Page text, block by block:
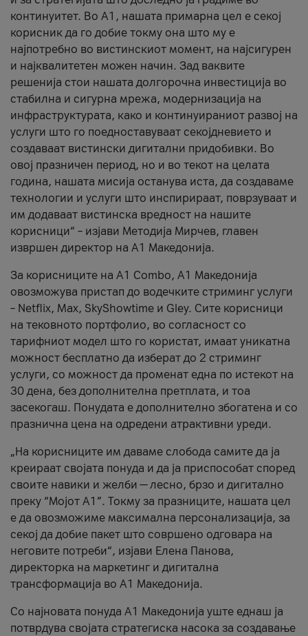
континуитет. Во А1, нашата примарна цел е секој
корисник да го добие токму она што му е
најпотребно во вистинскиот момент, на најсигурен
и најквалитетен можен начин. Зад ваквите
решенија стои нашата долгорочна инвестиција во
стабилна и сигурна мрежа, модернизација на
инфраструктурата, како и континуираниот развој на
услуги што го поедноставуваат секојдневието и
создаваат вистински дигитални придобивки. Во
овој празничен период, но и во текот на целата
година, нашата мисија останува иста, да создаваме
технологии и услуги што инспирираат, поврзуваат и
им додаваат вистинска вредност на нашите
корисници“ – изјави Методија Мирчев, главен
извршен директор на А1 Македонија.
За корисниците на A1 Combo, А1 Македонија
овозможува пристап до водечките стриминг услуги
– Netflix, Max, SkyShowtime и Gley. Сите корисници
на тековното портфолио, во согласност со
тарифниот модел што го користат, имаат уникатна
можност бесплатно да изберат до 2 стриминг
услуги, со можност да променат една по истекот на
30 дена, без дополнителна претплата, и тоа
засекогаш. Понудата е дополнително збогатена и со
празнична цена на одредени атрактивни уреди.
„На корисниците им даваме слобода самите да ја
креираат својата понуда и да ја приспособат според
своите навики и желби — лесно, брзо и дигитално
преку “Мојот А1”. Токму за празниците, нашата цел
е да овозможиме максимална персонализација, за
секој да добие пакет што совршено одговара на
неговите потреби“, изјави Елена Панова,
директорка на маркетинг и дигитална
трансформација во А1 Македонија.
Со најновата понуда А1 Македонија уште еднаш ја
потврдува својата стратегиска насока за создавање